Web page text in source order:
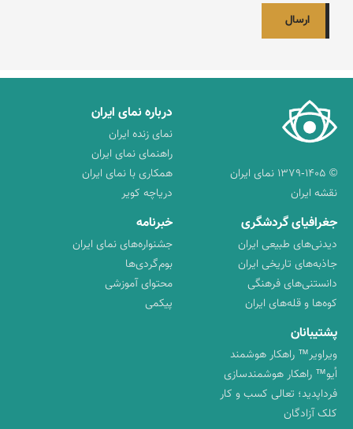
© ۱۳۷۹-۱۴۰۵ نمای ایران
نقشه ایران
درباره نمای ایران
نمای زنده ایران
راهنمای نمای ایران
همکاری با نمای ایران
دریاچه کویر
جغرافیای گردشگری
دیدنی‌های طبیعی ایران
جاذبه‌های تاریخی ایران
دانستنی‌های فرهنگی
کوه‌ها و قله‌های ایران
خبرنامه
جشنواره‌های نمای ایران
بوم‌گردی‌ها
محتوای آموزشی
پیکمی
پشتیبانان
ویراویر™ راهکار هوشمند
اُیو™ راهکار هوشمندسازی
فرداپدید؛ تعالی کسب و کار
کلک آزادگان